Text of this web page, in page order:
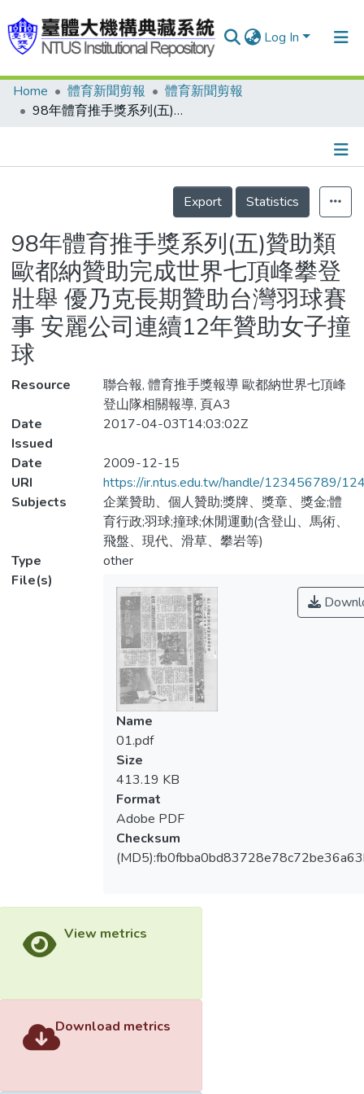
Log In
Communities & Collections
Statistics
Home 體育新聞剪報
體育新聞剪報
98年體育推手獎系列(五)贊助類 歐都納贊助完成世界七頂峰攀登壯舉 優乃克長期贊助台灣羽球賽事 安麗公司連續12年贊助女子撞球
Details
Export
Statistics
98年體育推手獎系列(五)贊助類
歐都納贊助完成世界七頂峰攀登
壯舉 優乃克長期贊助台灣羽球賽
事 安麗公司連續12年贊助女子撞
球
Resource
聯合報, 體育推手獎報導 歐都納世界七頂峰
登山隊相關報導, 頁A3
Date
Issued
2017-04-03T14:03:02Z
Date
2009-12-15
URI
https://ir.ntus.edu.tw/handle/123456789/
Subjects
企業贊助、個人贊助;獎牌、獎章、獎金;體
育行政;羽球;撞球;休閒運動(含登山、馬術、
飛盤、現代、滑草、攀岩等)
Type
other
File(s)
Name
01.pdf
Size
413.19 KB
Format
Adobe PDF
Checksum
View metrics
Download metrics